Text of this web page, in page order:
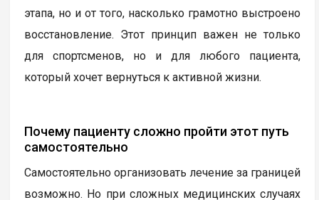
этапа, но и от того, насколько грамотно выстроено
восстановление. Этот принцип важен не только
для спортсменов, но и для любого пациента,
который хочет вернуться к активной жизни.
Почему пациенту сложно пройти этот путь
самостоятельно
Самостоятельно организовать лечение за границей
возможно. Но при сложных медицинских случаях